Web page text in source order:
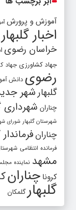
آموزش و پرورش
اخبار گلبهار
خراسان رضوی
جهاد کشاورزی جهاد
رضوی دانش
گلبهارشهر
چناران شهرداری
شهرستان گلبهار شورای
چنارانفرماندار
فرمانده انتظامی
مشهد نماینده
کرونا چناران
گلبهارگلمکان